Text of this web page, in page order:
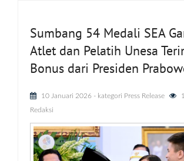
Sumbang 54 Medali SEA
Atlet dan Pelatih Unesa
Bonus dari Presiden
10 Januari 2026 - kategori Press Release
Redaksi